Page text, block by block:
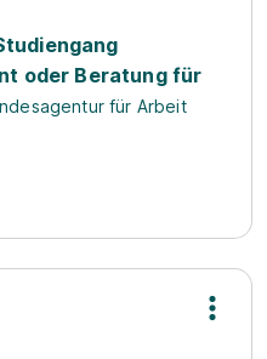
oder Beratung für
für Arbeit